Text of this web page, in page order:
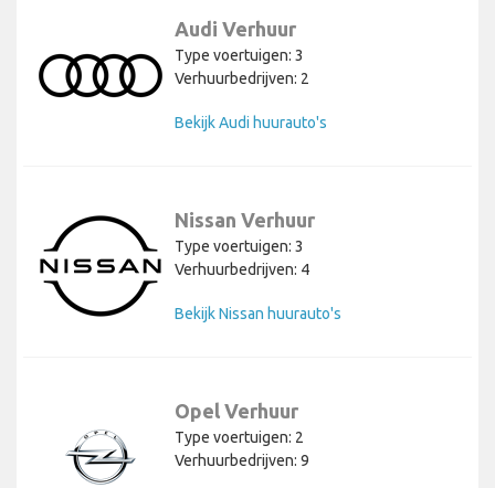
Audi Verhuur
Type voertuigen: 3
Verhuurbedrijven: 2
Bekijk Audi huurauto's
Nissan Verhuur
Type voertuigen: 3
Verhuurbedrijven: 4
Bekijk Nissan huurauto's
Opel Verhuur
Type voertuigen: 2
Verhuurbedrijven: 9